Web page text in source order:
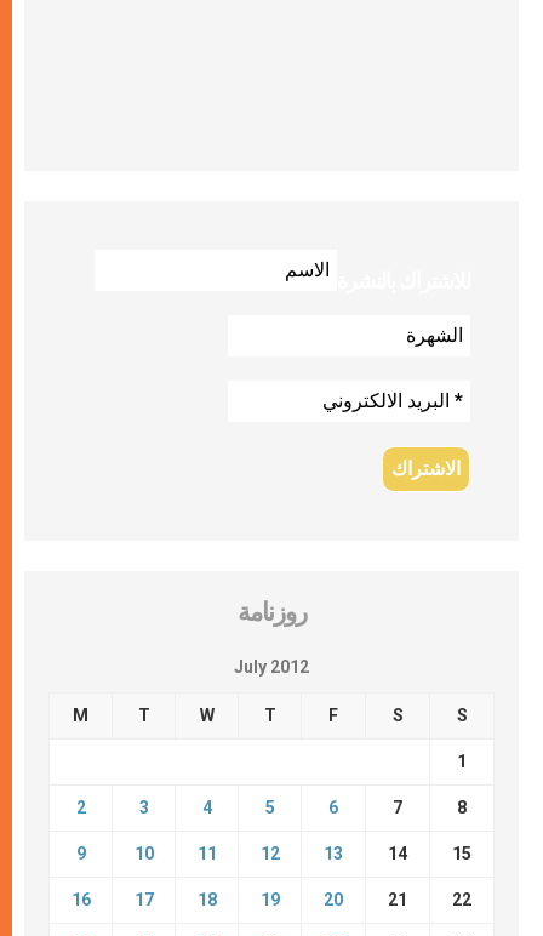
روزنامة
July 2012
M T W T F S S
1
2 3 4 5 6 7 8
9 10 11 12 13 14 15
16 17 18 19 20 21 22